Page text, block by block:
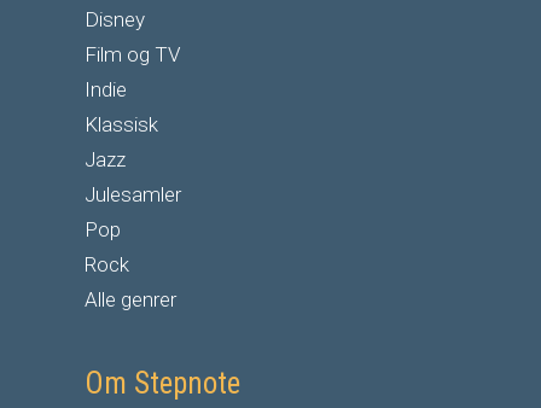
Disney
Film og TV
Indie
Klassisk
Jazz
Julesamler
Pop
Rock
Alle genrer
Om Stepnote